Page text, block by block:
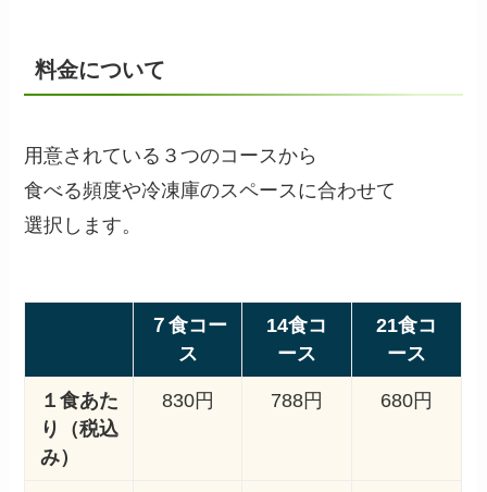
料金について
用意されている３つのコースから
食べる頻度や冷凍庫のスペースに合わせて
選択します。
７食コー
ス
14食コ
ース
21食コ
ース
１食あた
り（税込
み）
830円 788円 680円